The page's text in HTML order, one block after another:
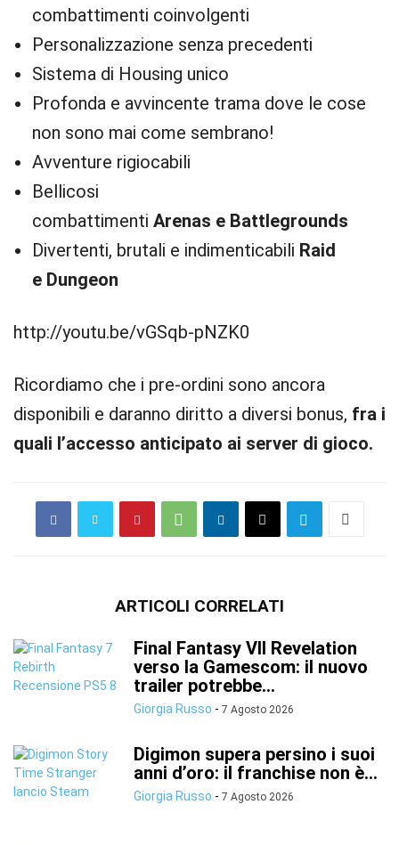
combattimenti coinvolgenti
Personalizzazione senza precedenti
Sistema di Housing unico
Profonda e avvincente trama dove le cose
non sono mai come sembrano!
Avventure rigiocabili
Bellicosi
combattimenti Arenas e Battlegrounds
Divertenti, brutali e indimenticabili Raid
e Dungeon
http://youtu.be/vGSqb-pNZK0
Ricordiamo che i pre-ordini sono ancora
disponibili e daranno diritto a diversi bonus, fra i
quali l’accesso anticipato ai server di gioco.
ARTICOLI CORRELATI
Final Fantasy VII Revelation
verso la Gamescom: il nuovo
trailer potrebbe...
Giorgia Russo - 7 Agosto 2026
Digimon supera persino i suoi
anni d’oro: il franchise non è...
Giorgia Russo - 7 Agosto 2026